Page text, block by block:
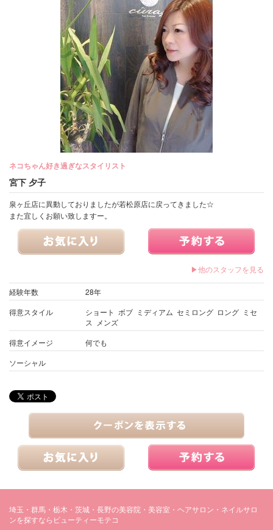
ネコちゃん好き過ぎなスタイリスト
宮下 夕子
泉ヶ丘店に異動しておりましたが若松原店に戻ってきました☆
また宜しくお願い致しますー。
▶他のスタッフを見る
経験年数
28年
得意スタイル
ショート ボブ ミディアム セミロング ロング ミセ
ス メンズ
得意イメージ
何でも
ソーシャル
埼玉・群馬・栃木・茨城・長野の美容院・美容室・ヘアサロン・ネイルサロ
ンを探すならビューティーモテコ